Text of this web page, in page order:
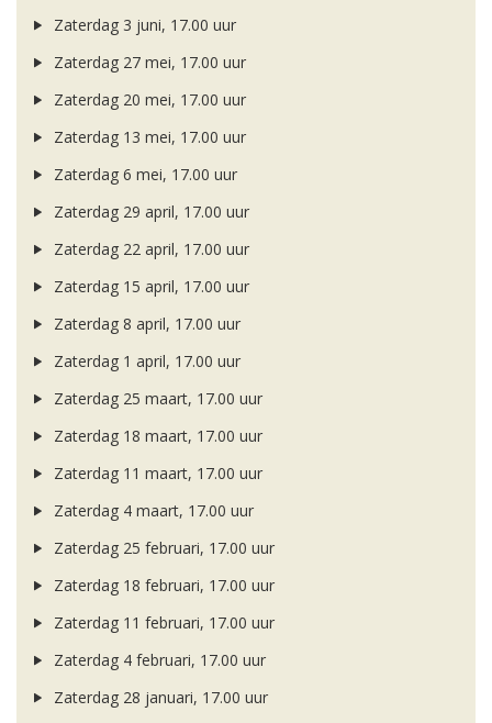
Zaterdag 3 juni, 17.00 uur
Zaterdag 27 mei, 17.00 uur
Zaterdag 20 mei, 17.00 uur
Zaterdag 13 mei, 17.00 uur
Zaterdag 6 mei, 17.00 uur
Zaterdag 29 april, 17.00 uur
Zaterdag 22 april, 17.00 uur
Zaterdag 15 april, 17.00 uur
Zaterdag 8 april, 17.00 uur
Zaterdag 1 april, 17.00 uur
Zaterdag 25 maart, 17.00 uur
Zaterdag 18 maart, 17.00 uur
Zaterdag 11 maart, 17.00 uur
Zaterdag 4 maart, 17.00 uur
Zaterdag 25 februari, 17.00 uur
Zaterdag 18 februari, 17.00 uur
Zaterdag 11 februari, 17.00 uur
Zaterdag 4 februari, 17.00 uur
Zaterdag 28 januari, 17.00 uur